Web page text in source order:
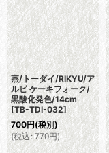
燕/トーダイ/RIKYU/ア
ルビ ケーキフォーク/
黒酸化発色/14cm
[TB-TDI-032]
700円(税別)
(税込: 770円)